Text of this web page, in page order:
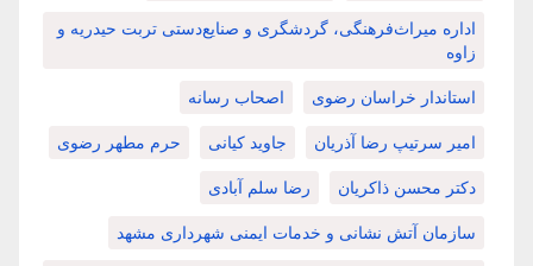
اداره میراث‌فرهنگی، گردشگری و صنایع‌دستی تربت حیدریه و
زاوه
استاندار خراسان رضوی اصحاب رسانه
امیر سرتیپ رضا آذریان جاوید کیانی حرم مطهر رضوی
دکتر محسن ذاکریان رضا سلم آبادی
سازمان آتش نشانی و خدمات ایمنی شهرداری مشهد